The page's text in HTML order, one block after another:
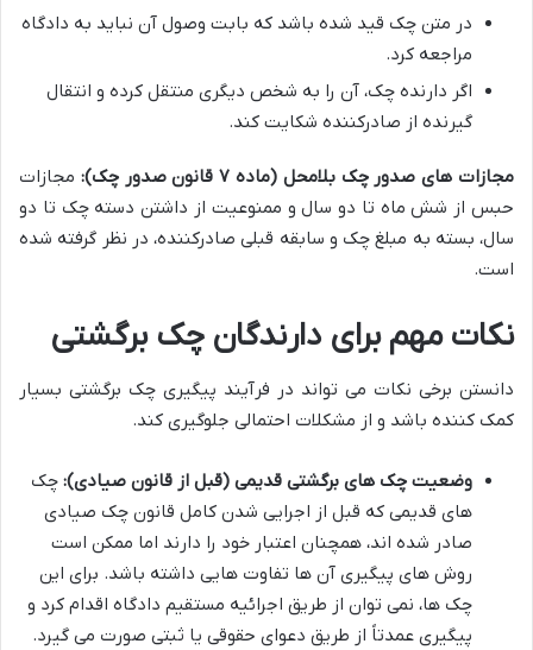
در متن چک قید شده باشد که بابت وصول آن نباید به دادگاه
مراجعه کرد.
اگر دارنده چک، آن را به شخص دیگری منتقل کرده و انتقال
گیرنده از صادرکننده شکایت کند.
مجازات های صدور چک بلامحل (ماده ۷ قانون صدور چک):
مجازات
حبس از شش ماه تا دو سال و ممنوعیت از داشتن دسته چک تا دو
سال، بسته به مبلغ چک و سابقه قبلی صادرکننده، در نظر گرفته شده
است.
نکات مهم برای دارندگان چک برگشتی
دانستن برخی نکات می تواند در فرآیند پیگیری چک برگشتی بسیار
کمک کننده باشد و از مشکلات احتمالی جلوگیری کند.
وضعیت چک های برگشتی قدیمی (قبل از قانون صیادی): چک
های قدیمی که قبل از اجرایی شدن کامل قانون چک صیادی
صادر شده اند، همچنان اعتبار خود را دارند اما ممکن است
روش های پیگیری آن ها تفاوت هایی داشته باشد. برای این
چک ها، نمی توان از طریق اجرائیه مستقیم دادگاه اقدام کرد و
پیگیری عمدتاً از طریق دعوای حقوقی یا ثبتی صورت می گیرد.